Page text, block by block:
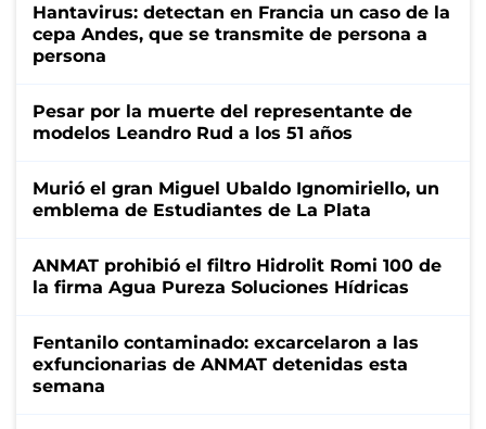
Hantavirus: detectan en Francia un caso de la
cepa Andes, que se transmite de persona a
persona
Pesar por la muerte del representante de
modelos Leandro Rud a los 51 años
Murió el gran Miguel Ubaldo Ignomiriello, un
emblema de Estudiantes de La Plata
ANMAT prohibió el filtro Hidrolit Romi 100 de
la firma Agua Pureza Soluciones Hídricas
Fentanilo contaminado: excarcelaron a las
exfuncionarias de ANMAT detenidas esta
semana